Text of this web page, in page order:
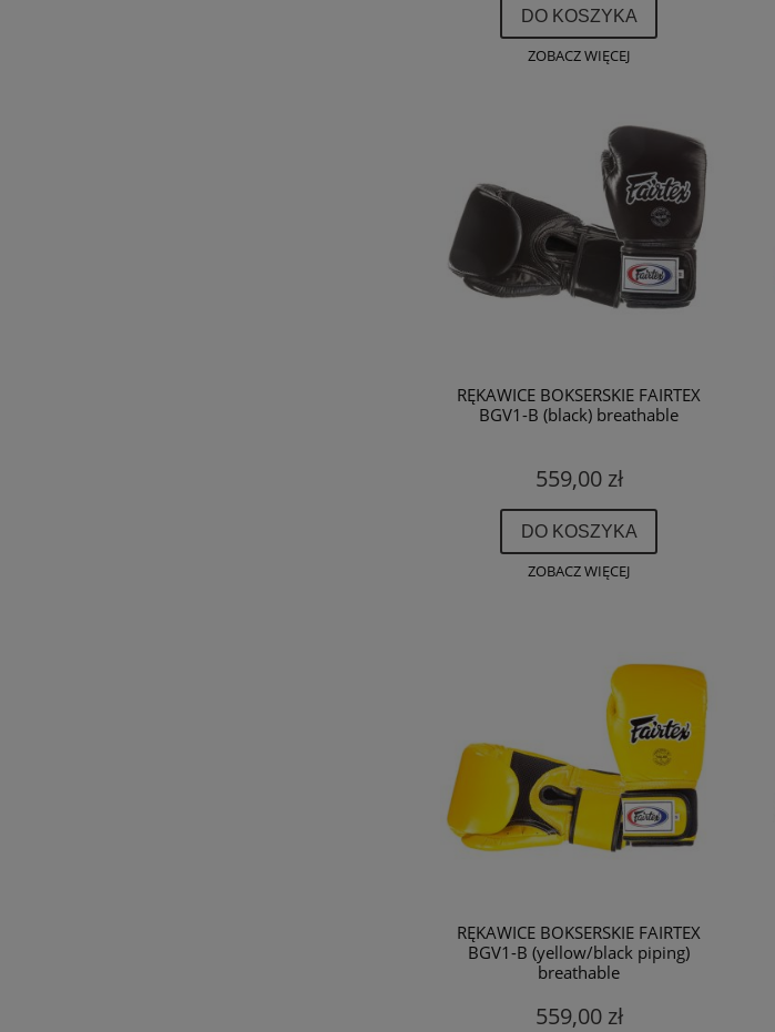
DO KOSZYKA
ZOBACZ WIĘCEJ
RĘKAWICE BOKSERSKIE FAIRTEX
BGV1-B (black) breathable
559,00 zł
DO KOSZYKA
ZOBACZ WIĘCEJ
RĘKAWICE BOKSERSKIE FAIRTEX
BGV1-B (yellow/black piping)
breathable
559,00 zł